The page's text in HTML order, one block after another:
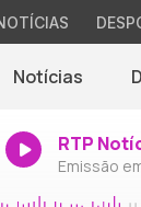
Notícias
RTP
Emissão